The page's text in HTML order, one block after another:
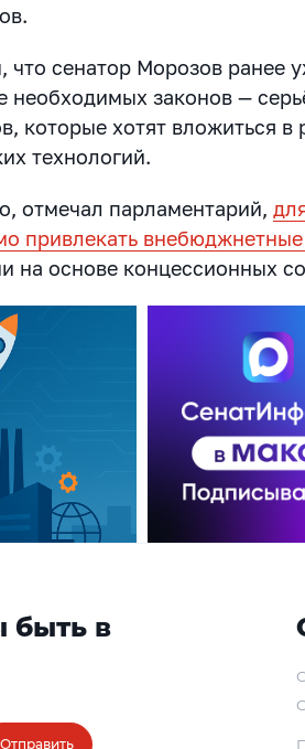
что сенатор Морозов ранее
необходимых законов —
которые хотят вложиться в
технологий.
отмечал парламентарий,
привлекать внебюджнетные
на основе концессионных
быть в
Отправить